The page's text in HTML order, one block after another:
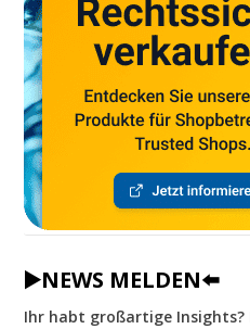
▶️NEWS MELDEN⬅️
Ihr habt großartige Insights?